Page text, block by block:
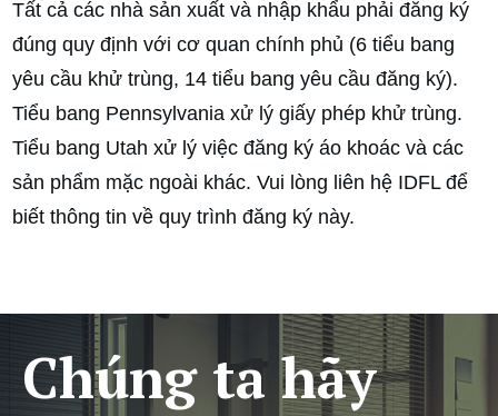
Tất cả các nhà sản xuất và nhập khẩu phải đăng ký
đúng quy định với cơ quan chính phủ (6 tiểu bang
yêu cầu khử trùng, 14 tiểu bang yêu cầu đăng ký).
Tiểu bang Pennsylvania xử lý giấy phép khử trùng.
Tiểu bang Utah xử lý việc đăng ký áo khoác và các
sản phẩm mặc ngoài khác. Vui lòng liên hệ IDFL để
biết thông tin về quy trình đăng ký này.
Chúng ta hãy